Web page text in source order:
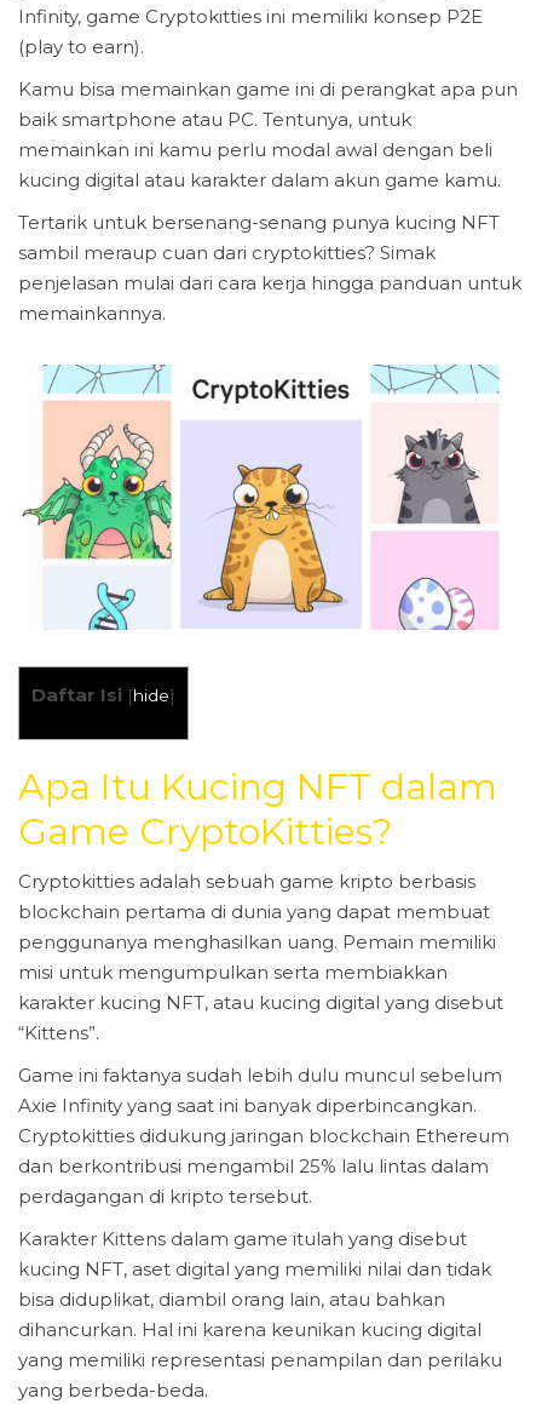
Infinity, game Cryptokitties ini memiliki konsep P2E
(play to earn).
Kamu bisa memainkan game ini di perangkat apa pun
baik smartphone atau PC. Tentunya, untuk
memainkan ini kamu perlu modal awal dengan beli
kucing digital atau karakter dalam akun game kamu.
Tertarik untuk bersenang-senang punya kucing NFT
sambil meraup cuan dari cryptokitties? Simak
penjelasan mulai dari cara kerja hingga panduan untuk
memainkannya.
Daftar Isi [hide]
Apa Itu Kucing NFT dalam
Game CryptoKitties?
Cryptokitties adalah sebuah game kripto berbasis
blockchain pertama di dunia yang dapat membuat
penggunanya menghasilkan uang. Pemain memiliki
misi untuk mengumpulkan serta membiakkan
karakter kucing NFT, atau kucing digital yang disebut
“Kittens”.
Game ini faktanya sudah lebih dulu muncul sebelum
Axie Infinity yang saat ini banyak diperbincangkan.
Cryptokitties didukung jaringan blockchain Ethereum
dan berkontribusi mengambil 25% lalu lintas dalam
perdagangan di kripto tersebut.
Karakter Kittens dalam game itulah yang disebut
kucing NFT, aset digital yang memiliki nilai dan tidak
bisa diduplikat, diambil orang lain, atau bahkan
dihancurkan. Hal ini karena keunikan kucing digital
yang memiliki representasi penampilan dan perilaku
yang berbeda-beda.